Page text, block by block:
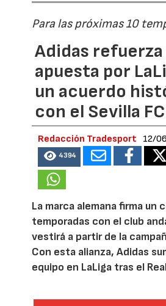
Para las próximas 10
Adidas refuerza
apuesta por
un acuerdo
con el Sevilla FC
Redacción Tradesport 12/
4394
La marca alemana firma un
temporadas con el club
vestirá a partir de la
Con esta alianza, Adidas
equipo en LaLiga tras el